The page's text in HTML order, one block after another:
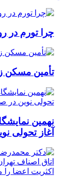
چرا تورم در
تأمین مسکن
نهمین
آغاز تحولی